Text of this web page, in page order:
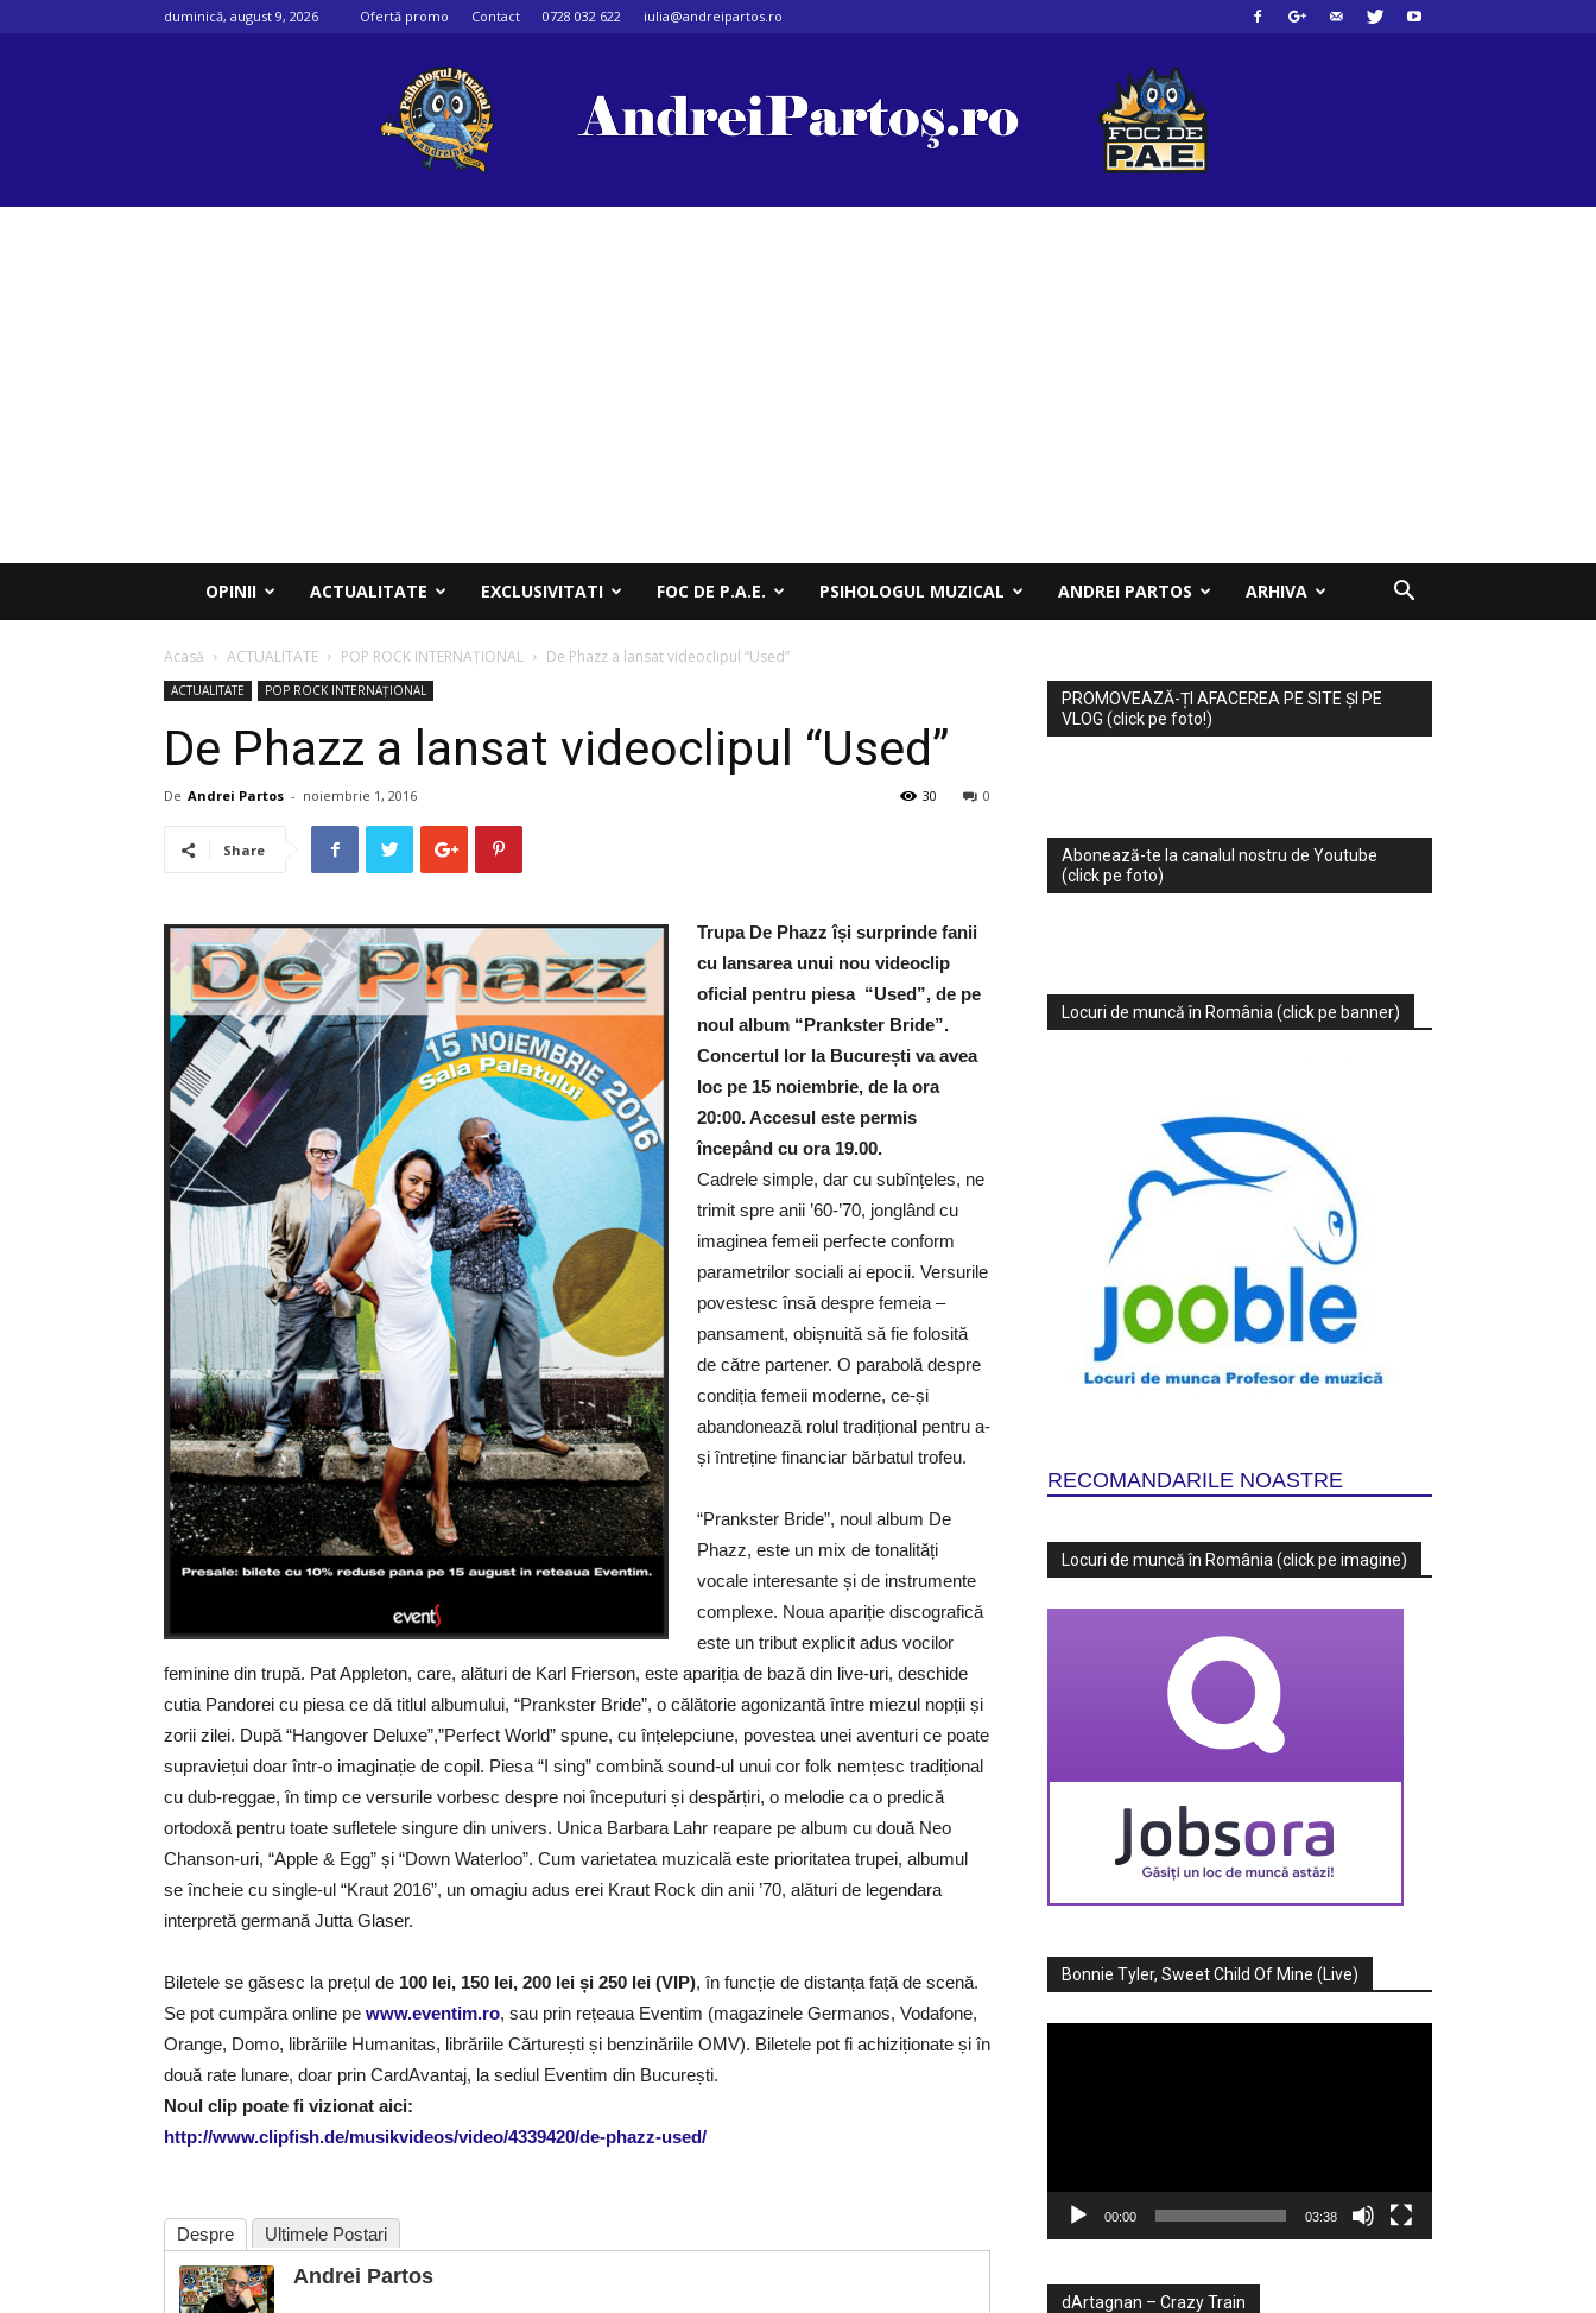
duminică, august 9, 2026 Ofertă promo Contact 0728 032 622 iulia@andreipartos.ro
OPINII ACTUALITATE EXCLUSIVITATI FOC DE P.A.E. PSIHOLOGUL MUZICAL ANDREI PARTOS ARHIVA
Acasă ACTUALITATE POP ROCK INTERNAȚIONAL De Phazz a lansat videoclipul “Used”
ACTUALITATE POP ROCK INTERNAȚIONAL
De Phazz a lansat videoclipul “Used”
De Andrei Partos - noiembrie 1, 2016 0
30
Share
Trupa De Phazz își surprinde fanii
cu lansarea unui nou videoclip
oficial pentru piesa “Used”, de pe
noul album “Prankster Bride”.
Concertul lor la București va avea
loc pe 15 noiembrie, de la ora
20:00. Accesul este permis
începând cu ora 19.00.
Cadrele simple, dar cu subînțeles, ne
trimit spre anii ’60-’70, jonglând cu
imaginea femeii perfecte conform
parametrilor sociali ai epocii. Versurile
povestesc însă despre femeia –
pansament, obișnuită să fie folosită
de către partener. O parabolă despre
condiția femeii moderne, ce-și
abandonează rolul tradițional pentru a-
și întreține financiar bărbatul trofeu.
“Prankster Bride”, noul album De
Phazz, este un mix de tonalități
vocale interesante și de instrumente
complexe. Noua apariție discografică
este un tribut explicit adus vocilor
feminine din trupă. Pat Appleton, care, alături de Karl Frierson, este apariția de bază din live-uri, deschide
cutia Pandorei cu piesa ce dă titlul albumului, “Prankster Bride”, o călătorie agonizantă între miezul nopții și
zorii zilei. După “Hangover Deluxe”,”Perfect World” spune, cu înțelepciune, povestea unei aventuri ce poate
supraviețui doar într-o imaginație de copil. Piesa “I sing” combină sound-ul unui cor folk nemțesc tradițional
cu dub-reggae, în timp ce versurile vorbesc despre noi începuturi și despărțiri, o melodie ca o predică
ortodoxă pentru toate sufletele singure din univers. Unica Barbara Lahr reapare pe album cu două Neo
Chanson-uri, “Apple & Egg” și “Down Waterloo”. Cum varietatea muzicală este prioritatea trupei, albumul
se încheie cu single-ul “Kraut 2016”, un omagiu adus erei Kraut Rock din anii ’70, alături de legendara
interpretă germană Jutta Glaser.
Biletele se găsesc la prețul de 100 lei, 150 lei, 200 lei și 250 lei (VIP), în funcție de distanța față de scenă.
Se pot cumpăra online pe www.eventim.ro, sau prin rețeaua Eventim (magazinele Germanos, Vodafone,
Orange, Domo, librăriile Humanitas, librăriile Cărturești și benzinăriile OMV). Biletele pot fi achiziționate și în
două rate lunare, doar prin CardAvantaj, la sediul Eventim din București.
Noul clip poate fi vizionat aici:
http://www.clipfish.de/musikvideos/video/4339420/de-phazz-used/
Despre Ultimele Postari
Andrei Partos
PROMOVEAZĂ-ȚI AFACEREA PE SITE ȘI PE
VLOG (click pe foto!)
Abonează-te la canalul nostru de Youtube
(click pe foto)
Locuri de muncă în România (click pe banner)
RECOMANDARILE NOASTRE
Locuri de muncă în România (click pe imagine)
Bonnie Tyler, Sweet Child Of Mine (Live)
00:00 03:38
dArtagnan – Crazy Train